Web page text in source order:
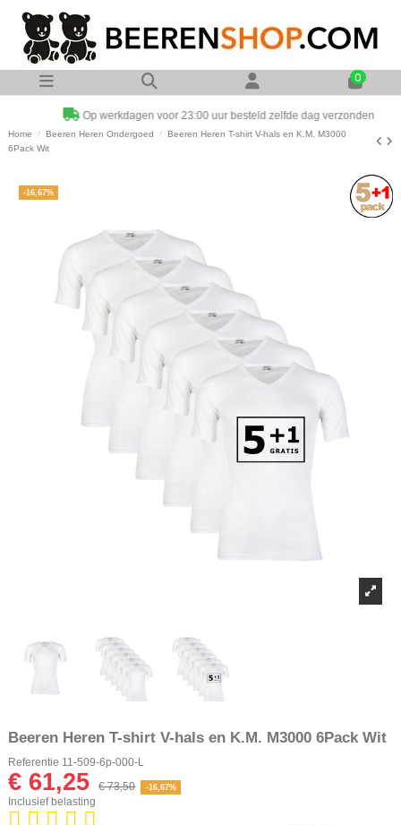
0
Op werkdagen voor 23:00 uur besteld zelfde dag verzonden
Home Beeren Heren Ondergoed
Beeren Heren T-shirt V-hals en K.M. M3000
6Pack Wit
-16,67%
Beeren Heren T-shirt V-hals en K.M. M3000 6Pack Wit
Referentie 11-509-6p-000-L
€ 61,25 € 73,50 -16,67%
Inclusief belasting